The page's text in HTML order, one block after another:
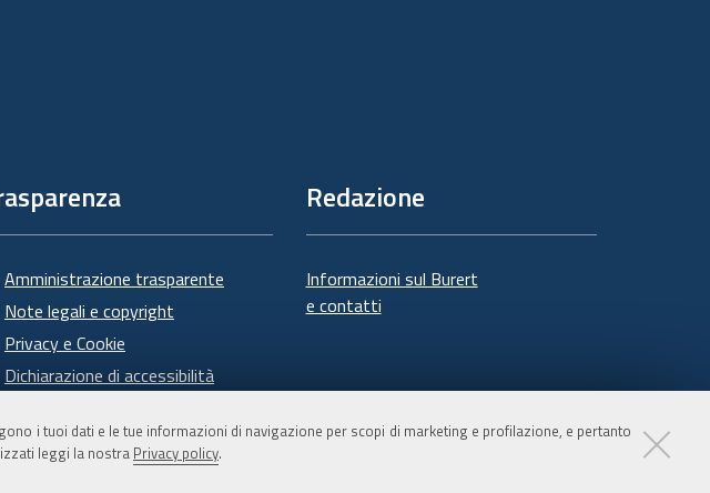
i tuoi dati e le tue informazioni di navigazione per scopi di marketing e profilazione, e pertanto
leggi la nostra Privacy policy.
Amministrazione trasparente
Note legali e copyright
Privacy e Cookie
Dichiarazione di accessibilità
Redazione
Informazioni sul Burert
e contatti